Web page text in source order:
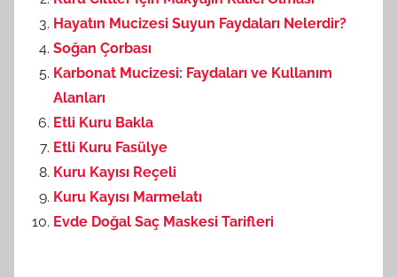
Hayatın Mucizesi Suyun Faydaları Nelerdir?
Soğan Çorbası
Karbonat Mucizesi: Faydaları ve Kullanım
Alanları
Etli Kuru Bakla
Etli Kuru Fasülye
Kuru Kayısı Reçeli
Kuru Kayısı Marmelatı
Evde Doğal Saç Maskesi Tarifleri